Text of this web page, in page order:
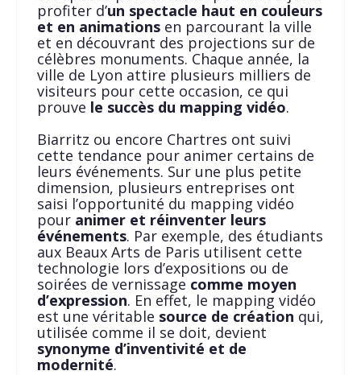
profiter d’un spectacle haut en couleurs
et en animationsen parcourant la ville
et en découvrant des projections sur de
célèbres monuments. Chaque année, la
ville de Lyon attire plusieurs milliers de
visiteurs pour cette occasion, ce qui
prouve le succès du mapping vidéo.
Biarritz ou encore Chartres ont suivi
cette tendance pour animer certains de
leurs événements. Sur une plus petite
dimension, plusieurs entreprises ont
saisi l’opportunité du mapping vidéo
pour animer et réinventer leurs
événements. Par exemple, des étudiants
aux Beaux Arts de Paris utilisent cette
technologie lors d’expositions ou de
soirées de vernissage comme moyen
d’expression. En effet, le mapping vidéo
est une véritable source de création qui,
utilisée comme il se doit, devient
synonyme d’inventivité et de
modernité.